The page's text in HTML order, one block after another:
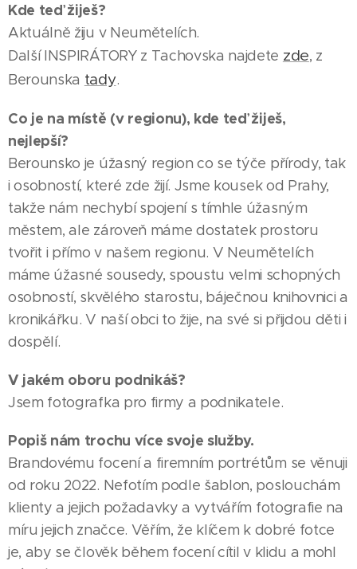
Kde teď žiješ?
Aktuálně žiju v Neumětelích.
Další INSPIRÁTORY z Tachovska najdete zde, z
Berounska tady.
Co je na místě (v regionu), kde teď žiješ,
nejlepší?
Berounsko je úžasný region co se týče přírody, tak
i osobností, které zde žijí. Jsme kousek od Prahy,
takže nám nechybí spojení s tímhle úžasným
městem, ale zároveň máme dostatek prostoru
tvořit i přímo v našem regionu. V Neumětelích
máme úžasné sousedy, spoustu velmi schopných
osobností, skvělého starostu, báječnou knihovnici a
kronikářku. V naší obci to žije, na své si přijdou děti i
dospělí.
V jakém oboru podnikáš?
Jsem fotografka pro firmy a podnikatele.
Popiš nám trochu více svoje služby.
Brandovému focení a firemním portrétům se věnuji
od roku 2022. Nefotím podle šablon, poslouchám
klienty a jejich požadavky a vytvářím fotografie na
míru jejich značce. Věřím, že klíčem k dobré fotce
je, aby se člověk během focení cítil v klidu a mohl